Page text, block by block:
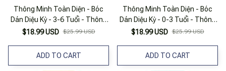
Thông Minh Toàn Diện - Bóc
Dán Diệu Kỳ - 3-6 Tuổi - Thông
Minh Tương Tác-Xã Hội
$18.99 USD $25.99 USD
ADD TO CART
Thông Minh Toàn Diện - Bóc
Dán Diệu Kỳ - 0-3 Tuổi - Thông
Minh Âm Nhạc
$18.99 USD $25.99 USD
ADD TO CART